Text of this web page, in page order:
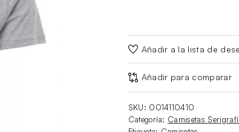
Añadir a la lista de
Añadir para comparar
SKU: 0014110410
Categoría: Camisetas